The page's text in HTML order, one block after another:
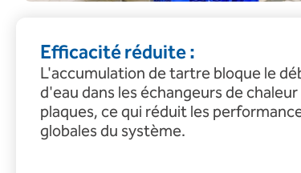
Efficacité réduite :
L'accumulation de tartre bloque le
d'eau dans les échangeurs de chaleur
plaques, ce qui réduit les
globales du système.